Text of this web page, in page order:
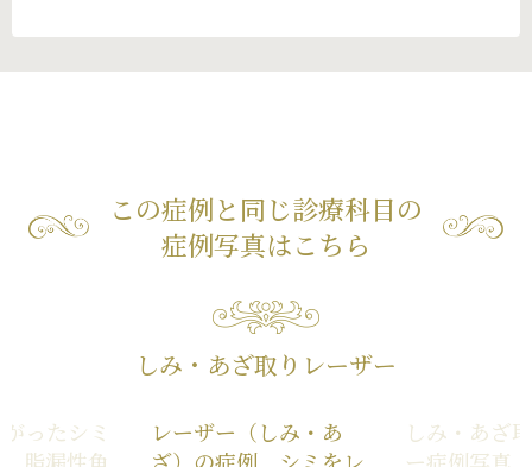
この症例と同じ診療科目の
症例写真はこちら
しみ・あざ取りレーザー
ったシミ
脂漏性角
レーザー（しみ・あ
ざ）の症例 シミをレ
しみ・あざ
ー症例写真